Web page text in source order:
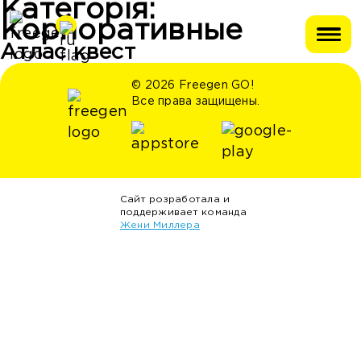
Категорія:
Корпоративные
Атлас квест
© 2026 Freegen GO!
Все права защищены.
Сайт розработала и
поддерживает команда
Жени Миллера